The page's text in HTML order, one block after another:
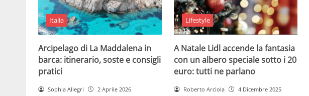
Italia
Arcipelago di La Maddalena in
barca: itinerario, soste e consigli
pratici
Sophia Allegri 2 Aprile 2026
Lifestyle
A Natale Lidl accende la fantasia
con un albero speciale sotto i 20
euro: tutti ne parlano
Roberto Arciola 4 Dicembre 2025